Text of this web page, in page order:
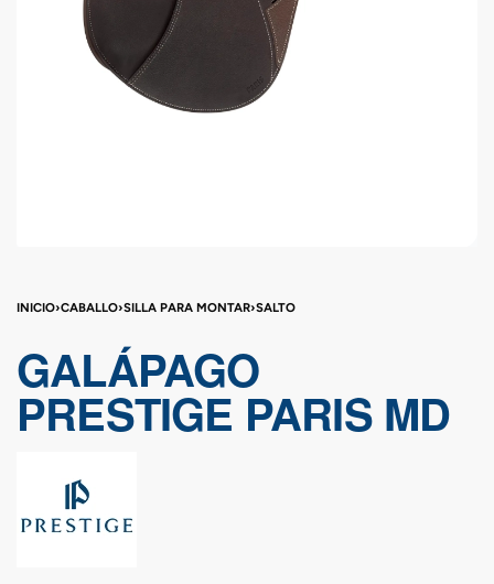
INICIO›CABALLO›SILLA PARA MONTAR›SALTO
GALÁPAGO
PRESTIGE PARIS MD